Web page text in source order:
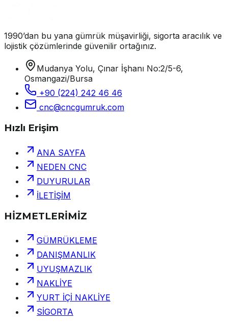
1990’dan bu yana gümrük müşavirliği, sigorta aracılık ve
lojistik çözümlerinde güvenilir ortağınız.
Mudanya Yolu, Çınar İşhanı No:2/5-6,
Osmangazi/Bursa
+90 (224) 242 46 46
cnc@cncgumruk.com
Hızlı Erişim
ANA SAYFA
NEDEN CNC
DUYURULAR
İLETİŞİM
HİZMETLERİMİZ
GÜMRÜKLEME
DANIŞMANLIK
UYUŞMAZLIK
NAKLİYE
YURT İÇİ NAKLİYE
SİGORTA